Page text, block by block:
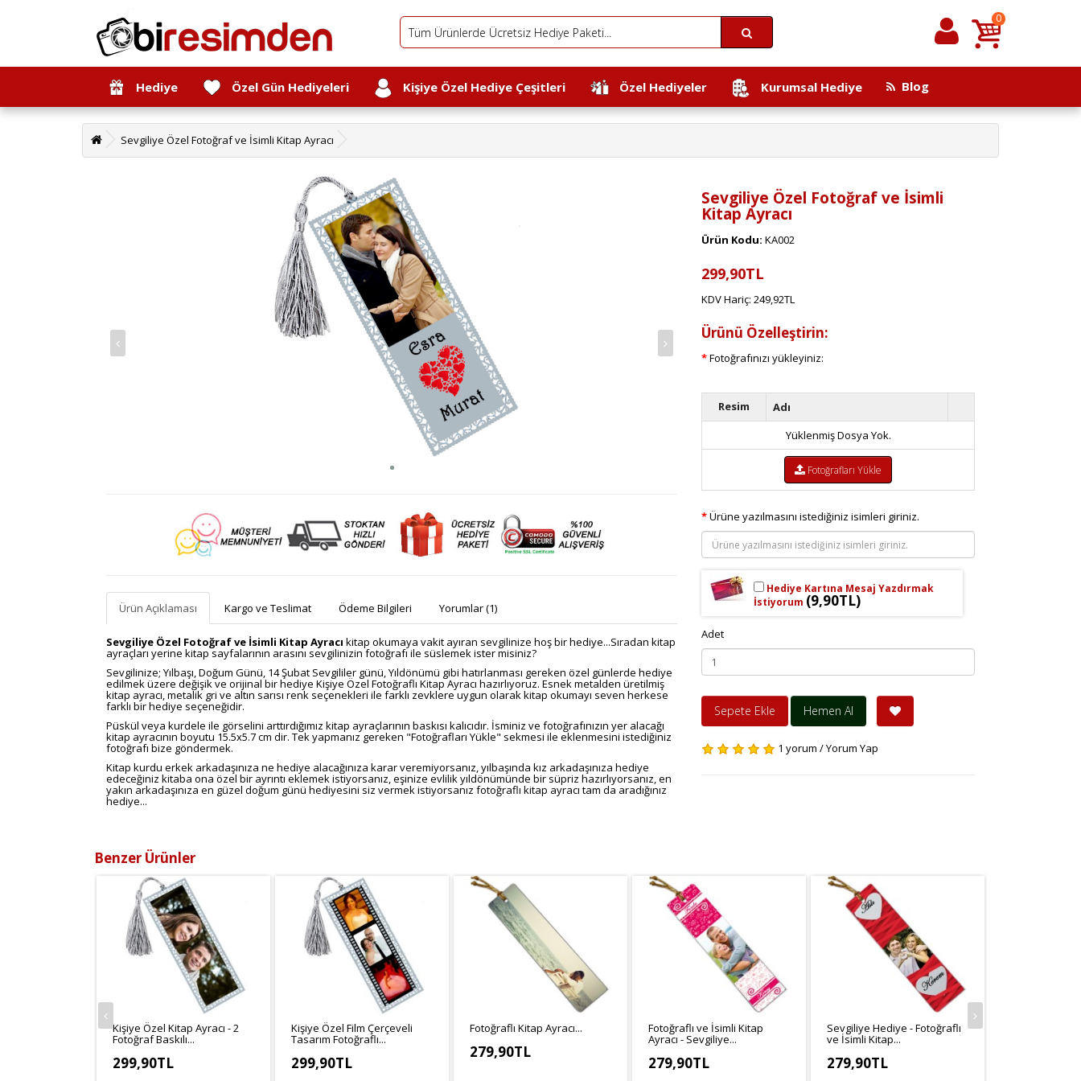
0
Hediye Özel Gün Hediyeleri Kişiye Özel Hediye Çeşitleri Özel Hediyeler Kurumsal Hediye Blog
Sevgiliye Özel Fotoğraf ve İsimli Kitap Ayracı
Ürün Açıklaması Kargo ve Teslimat Ödeme Bilgileri Yorumlar (1)
Sevgiliye Özel Fotoğraf ve İsimli Kitap Ayracı kitap okumaya vakit ayıran sevgilinize hoş bir hediye...Sıradan kitap
ayraçları yerine kitap sayfalarının arasını sevgilinizin fotoğrafı ile süslemek ister misiniz?
Sevgilinize; Yılbaşı, Doğum Günü, 14 Şubat Sevgililer günü, Yıldönümü gibi hatırlanması gereken özel günlerde hediye
edilmek üzere değişik ve orijinal bir hediye Kişiye Özel Fotoğraflı Kitap Ayracı hazırlıyoruz. Esnek metalden üretilmiş
kitap ayracı, metalik gri ve altın sarısı renk seçenekleri ile farklı zevklere uygun olarak kitap okumayı seven herkese
farklı bir hediye seçeneğidir.
Püskül veya kurdele ile görselini arttırdığımız kitap ayraçlarının baskısı kalıcıdır. İsminiz ve fotoğrafınızın yer alacağı
kitap ayracının boyutu 15.5x5.7 cm dir. Tek yapmanız gereken "Fotoğrafları Yükle" sekmesi ile eklenmesini istediğiniz
fotoğrafı bize göndermek.
Kitap kurdu erkek arkadaşınıza ne hediye alacağınıza karar veremiyorsanız, yılbaşında kız arkadaşınıza hediye
edeceğiniz kitaba ona özel bir ayrıntı eklemek istiyorsanız, eşinize evlilik yıldönümünde bir süpriz hazırlıyorsanız, en
yakın arkadaşınıza en güzel doğum günü hediyesini siz vermek istiyorsanız fotoğraflı kitap ayracı tam da aradığınız
hediye...
Sevgiliye Özel Fotoğraf ve İsimli
Kitap Ayracı
Ürün Kodu: KA002
299,90TL
KDV Hariç: 249,92TL
Ürünü Özelleştirin:
Fotoğrafınızı yükleyiniz:
Resim
Adı
Yüklenmiş Dosya Yok.
Fotoğrafları Yükle
Ürüne yazılmasını istediğiniz isimleri giriniz.
Hediye Kartına Mesaj Yazdırmak
İstiyorum (9,90TL)
Adet
Sepete Ekle Hemen Al
1 yorum /Yorum Yap
Benzer Ürünler
Kişiye Özel Kitap Ayracı - 2
Fotoğraf Baskılı...
299,90TL
Kişiye Özel Film Çerçeveli
Tasarım Fotoğraflı...
299,90TL
Fotoğraflı Kitap Ayracı...
279,90TL
Fotoğraflı ve İsimli Kitap
Ayracı - Sevgiliye...
279,90TL
Sevgiliye Hediye - Fotoğraflı
ve İsimli Kitap...
279,90TL